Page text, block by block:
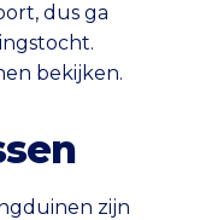
dus ga
bekijken.
zijn